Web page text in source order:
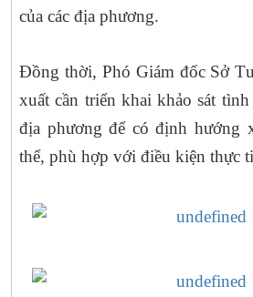
của các địa phương.
Đồng thời, Phó Giám đốc Sở
xuất cần triển khai khảo sát
địa phương để có định hướng
thể, phù hợp với điều kiện thực